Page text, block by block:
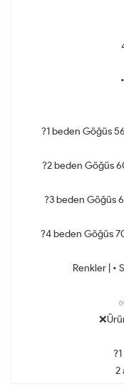
?1 beden Göğüs
?2 beden Göğüs
?3 beden Göğüs
?4 beden Göğüs
Renkler | •
2